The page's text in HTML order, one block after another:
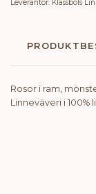
Leverantör: Klässbols
Rosor i ram,
Linneväveri i 100%